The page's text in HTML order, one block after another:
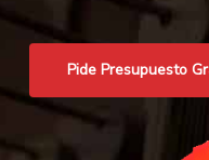
Pide Presupuesto